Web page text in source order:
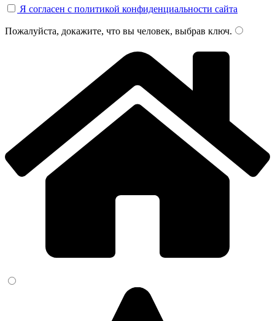
Я согласен с политикой конфиденциальности сайта
Пожалуйста, докажите, что вы человек, выбрав ключ.